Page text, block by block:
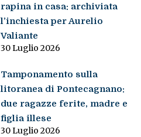
rapina in casa: archiviata
l’inchiesta per Aurelio
Valiante
30 Luglio 2026
Tamponamento sulla
litoranea di Pontecagnano:
due ragazze ferite, madre e
figlia illese
30 Luglio 2026